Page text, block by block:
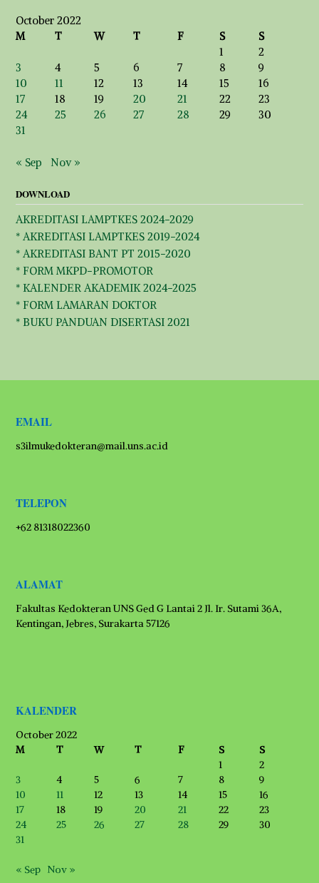
October 2022
M
T W T F S
S
1
2
3
4 5 6 7 8
9
10
11 12 13 14 15
16
17
18 19 20 21 22
23
24
25 26 27 28 29
30
31
« Sep Nov »
DOWNLOAD
AKREDITASI LAMPTKES 2024-2029
* AKREDITASI LAMPTKES 2019-2024
* AKREDITASI BANT PT 2015-2020
* FORM MKPD-PROMOTOR
* KALENDER AKADEMIK 2024-2025
* FORM LAMARAN DOKTOR
* BUKU PANDUAN DISERTASI 2021
EMAIL
s3ilmukedokteran@mail.uns.ac.id
TELEPON
+62 81318022360
ALAMAT
Fakultas Kedokteran UNS Ged G Lantai 2 Jl. Ir. Sutami 36A,
Kentingan, Jebres, Surakarta 57126
KALENDER
October 2022
M
T W T F S
S
1
2
3
4 5 6 7 8
9
10
11 12 13 14 15
16
17
18 19 20 21 22
23
24
25 26 27 28 29
30
31
« Sep Nov »